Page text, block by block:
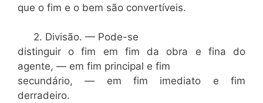
que o fim e o bem são convertíveis.
2. Divisão. — Pode-se
distinguir o fim em fim da obra e fina do
agente, — em fim principal e fim
secundário, — em fim imediato e fim
derradeiro.